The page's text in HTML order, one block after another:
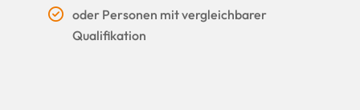
oder Personen mit vergleichbarer
Qualifikation